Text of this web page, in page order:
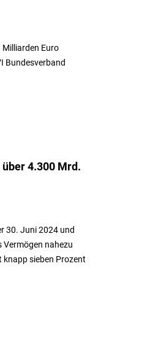
Euro
Bundesverband
4.300 Mrd.
30. Juni 2024 und
Vermögen nahezu
sieben Prozent